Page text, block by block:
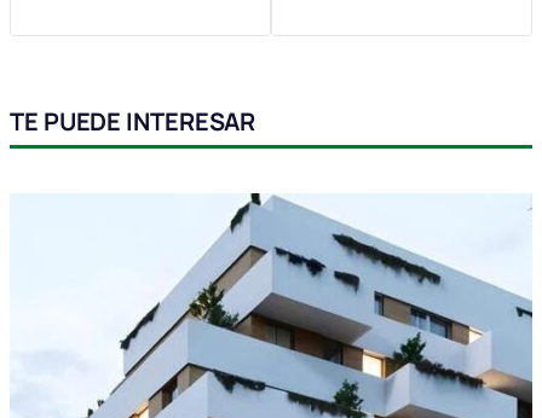
TE PUEDE INTERESAR